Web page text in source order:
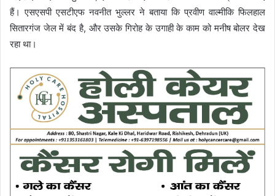
हैं। एसएसपी एसटीएफ नवनीत भुल्लर ने बताया कि प्रवीण वाल्मीकि फिलहाल
सितारगंज जेल में बंद है, और उसके गिरोह के उगाही के काम को मनीष बोलर देख
रहा था।